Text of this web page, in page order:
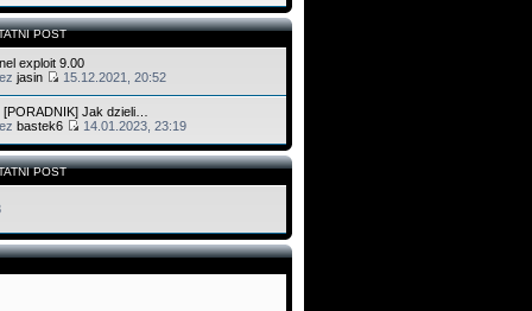
POST
exploit 9.00
jasin 15.12.2021, 20:52
[PORADNIK] Jak dzieli…
bastek6 14.01.2023, 23:19
POST